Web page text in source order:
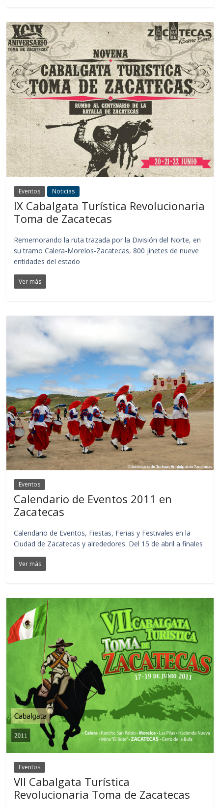
Eventos Noticias
IX Cabalgata Turística Revolucionaria
Toma de Zacatecas
Rememorando la ruta trazada por la División del Norte, en
su tramo Calera-Morelos-Zacatecas, 800 jinetes de nueve
entidades del estado
Ver más
Eventos
Calendario de Eventos 2011 en
Zacatecas
Calendario de Eventos, Fiestas, Ferias y Festivales en la
Ciudad de Zacatecas y alrededores. Del 15 de abril a finales
Ver más
Eventos
VII Cabalgata Turística
Revolucionaria Toma de Zacatecas